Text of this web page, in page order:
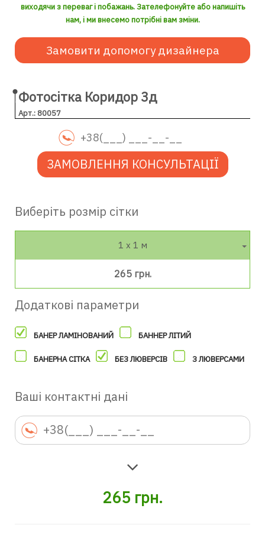
виходячи з переваг і побажань. Зателефонуйте або напишіть
нам, і ми внесемо потрібні вам зміни.
Замовити допомогу дизайнера
Фотосітка Коридор 3д
Арт.: 80057
ЗАМОВЛЕННЯ КОНСУЛЬТАЦІЇ
Виберіть розмір сітки
1 х 1 м
265 грн.
Додаткові параметри
БАНЕР ЛАМІНОВАНИЙ БАННЕР ЛІТИЙ
БАНЕРНА СІТКА БЕЗ ЛЮВЕРСІВ З ЛЮВЕРСАМИ
Ваші контактні дані
265 грн.